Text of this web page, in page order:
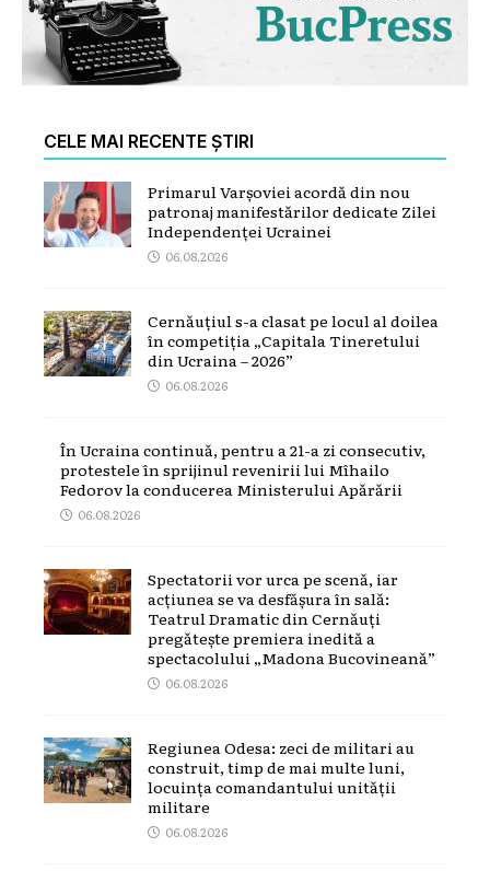
CELE MAI RECENTE ȘTIRI
Primarul Varșoviei acordă din nou
patronaj manifestărilor dedicate Zilei
Independenței Ucrainei
06.08.2026
Cernăuțiul s-a clasat pe locul al doilea
în competiția „Capitala Tineretului
din Ucraina – 2026”
06.08.2026
În Ucraina continuă, pentru a 21-a zi consecutiv,
protestele în sprijinul revenirii lui Mîhailo
Fedorov la conducerea Ministerului Apărării
06.08.2026
Spectatorii vor urca pe scenă, iar
acțiunea se va desfășura în sală:
Teatrul Dramatic din Cernăuți
pregătește premiera inedită a
spectacolului „Madona Bucovineană”
06.08.2026
Regiunea Odesa: zeci de militari au
construit, timp de mai multe luni,
locuința comandantului unității
militare
06.08.2026